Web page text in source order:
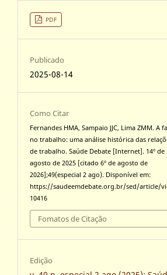
PDF
Publicado
2025-08-14
Como Citar
Fernandes HMA, Sampaio JJC, Lima ZMM. A
no trabalho: uma análise histórica das
de trabalho. Saúde Debate [Internet]. 14º de
agosto de 2025 [citado 6º de agosto de
2026];49(especial 2 ago). Disponível em:
https://saudeemdebate.org.br/sed/article/
10416
Fomatos de Citação
Edição